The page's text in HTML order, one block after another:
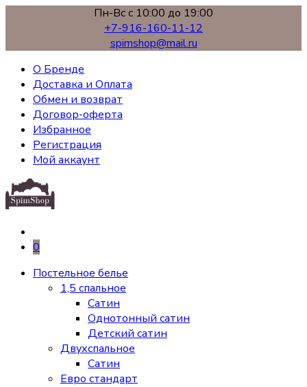
Пн-Вс с 10:00 до 19:00
+7-916-160-11-12
spimshop@mail.ru
О Бренде
Доставка и Оплата
Обмен и возврат
Договор-оферта
Избранное
Регистрация
Мой аккаунт
0
Постельное белье
1,5 спальное
Сатин
Однотонный сатин
Детский сатин
Двухспальное
Сатин
Евро стандарт